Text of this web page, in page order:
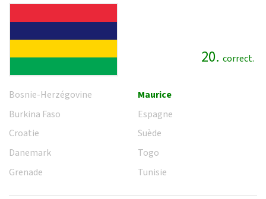
20. correct.
Bosnie-Herzégovine
Burkina Faso
Croatie
Danemark
Grenade
Maurice
Espagne
Suède
Togo
Tunisie